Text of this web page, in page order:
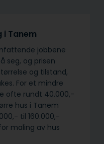
i Tanem
jobbene
seg, og prisen
og tilstand,
For et mindre
ofte rundt 40.000,-
hus i Tanem
til 160.000,-
maling av hus